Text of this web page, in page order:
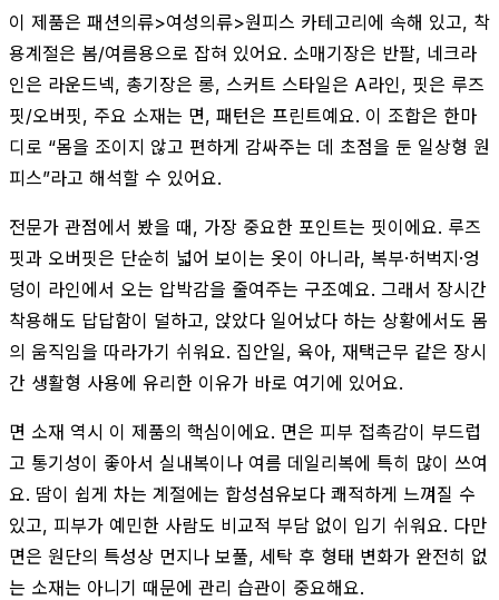
이 제품은 패션의류>여성의류>원피스 카테고리에 속해 있고, 착
용계절은 봄/여름용으로 잡혀 있어요. 소매기장은 반팔, 네크라
인은 라운드넥, 총기장은 롱, 스커트 스타일은 A라인, 핏은 루즈
핏/오버핏, 주요 소재는 면, 패턴은 프린트예요. 이 조합은 한마
디로 “몸을 조이지 않고 편하게 감싸주는 데 초점을 둔 일상형 원
피스”라고 해석할 수 있어요.
전문가 관점에서 봤을 때, 가장 중요한 포인트는 핏이에요. 루즈
핏과 오버핏은 단순히 넓어 보이는 옷이 아니라, 복부·허벅지·엉
덩이 라인에서 오는 압박감을 줄여주는 구조예요. 그래서 장시간
착용해도 답답함이 덜하고, 앉았다 일어났다 하는 상황에서도 몸
의 움직임을 따라가기 쉬워요. 집안일, 육아, 재택근무 같은 장시
간 생활형 사용에 유리한 이유가 바로 여기에 있어요.
면 소재 역시 이 제품의 핵심이에요. 면은 피부 접촉감이 부드럽
고 통기성이 좋아서 실내복이나 여름 데일리복에 특히 많이 쓰여
요. 땀이 쉽게 차는 계절에는 합성섬유보다 쾌적하게 느껴질 수
있고, 피부가 예민한 사람도 비교적 부담 없이 입기 쉬워요. 다만
면은 원단의 특성상 먼지나 보풀, 세탁 후 형태 변화가 완전히 없
는 소재는 아니기 때문에 관리 습관이 중요해요.